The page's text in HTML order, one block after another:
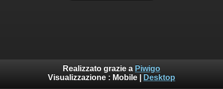
Realizzato grazie a Piwigo
Visualizzazione : Mobile Desktop